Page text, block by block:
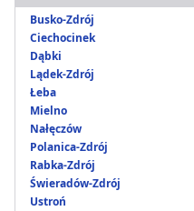
Busko-Zdrój
Ciechocinek
Dąbki
Lądek-Zdrój
Łeba
Mielno
Nałęczów
Polanica-Zdrój
Rabka-Zdrój
Świeradów-Zdrój
Ustroń